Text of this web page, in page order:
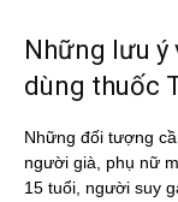
Những lưu
dùng thuốc
Những đối tượng
người già, phụ nữ
15 tuổi, người suy